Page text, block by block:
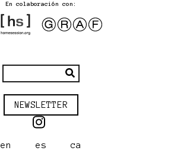
En colaboración con:
NEWSLETTER
en es ca